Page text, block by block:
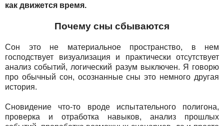
как движется время.
Почему сны сбываются
Сон это не материальное пространство, в нем
господствует визуализация и практически отсутствует
анализ событий, логический разум выключен. Я говорю
про обычный сон, осознанные сны это немного другая
история.
Сновидение что-то вроде испытательного полигона,
проверка и отработка навыков, анализ прошлых